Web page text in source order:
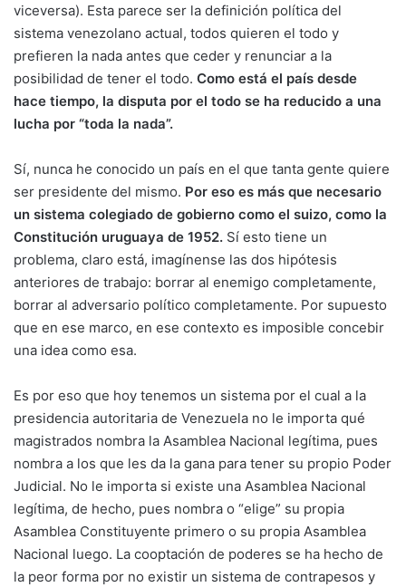
viceversa). Esta parece ser la definición política del
sistema venezolano actual, todos quieren el todo y
prefieren la nada antes que ceder y renunciar a la
posibilidad de tener el todo. Como está el país desde
hace tiempo, la disputa por el todo se ha reducido a una
lucha por “toda la nada”.
Sí, nunca he conocido un país en el que tanta gente quiere
ser presidente del mismo. Por eso es más que necesario
un sistema colegiado de gobierno como el suizo, como la
Constitución uruguaya de 1952. Sí esto tiene un
problema, claro está, imagínense las dos hipótesis
anteriores de trabajo: borrar al enemigo completamente,
borrar al adversario político completamente. Por supuesto
que en ese marco, en ese contexto es imposible concebir
una idea como esa.
Es por eso que hoy tenemos un sistema por el cual a la
presidencia autoritaria de Venezuela no le importa qué
magistrados nombra la Asamblea Nacional legítima, pues
nombra a los que les da la gana para tener su propio Poder
Judicial. No le importa si existe una Asamblea Nacional
legítima, de hecho, pues nombra o “elige” su propia
Asamblea Constituyente primero o su propia Asamblea
Nacional luego. La cooptación de poderes se ha hecho de
la peor forma por no existir un sistema de contrapesos y